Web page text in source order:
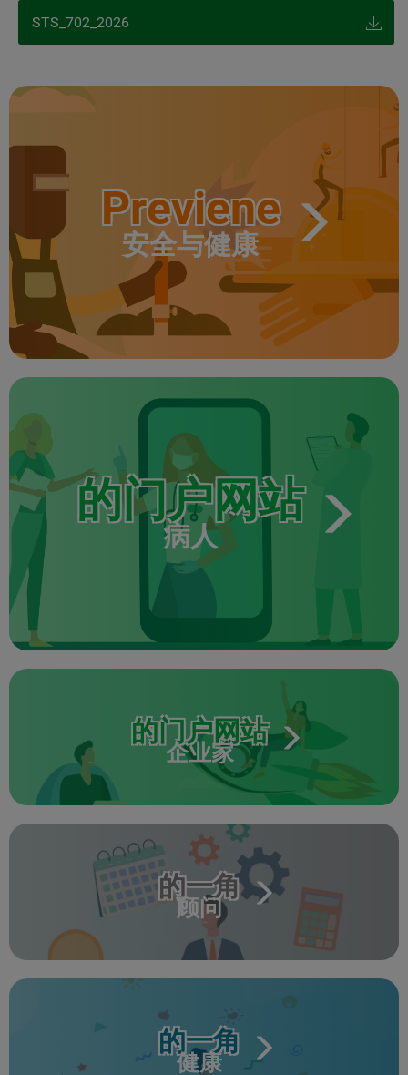
STS_702_2026
Previene
安全与健康
的门户网站
病人
的门户网站
企业家
的一角
顾问
的一角
健康